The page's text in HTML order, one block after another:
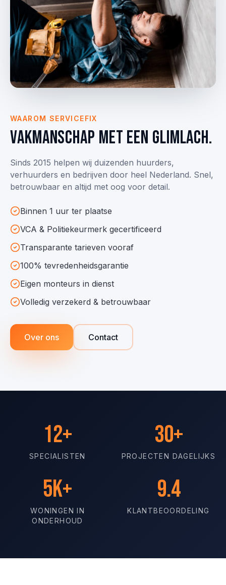
WAAROM SERVICEFIX
Vakmanschap met een glimlach.
Sinds 2015 helpen wij duizenden huurders,
verhuurders en bedrijven door heel Nederland. Snel,
betrouwbaar en altijd met oog voor detail.
Binnen 1 uur ter plaatse
VCA & Politie­keurmerk gecertificeerd
Transparante tarieven vooraf
100% tevredenheidsgarantie
Eigen monteurs in dienst
Volledig verzekerd & betrouwbaar
Over ons Contact
12+
SPECIALISTEN
30+
PROJECTEN DAGELIJKS
5K+
WONINGEN IN
ONDERHOUD
9.4
KLANTBEOORDELING